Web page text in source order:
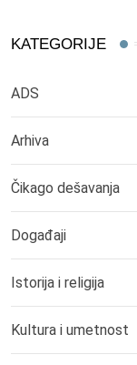
KATEGORIJE
ADS
Arhiva
Čikago dešavanja
Događaji
Istorija i religija
Kultura i umetnost